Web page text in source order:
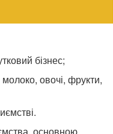
бізнес;
овочі, фрукти,